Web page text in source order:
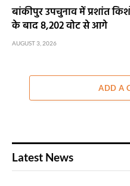
बांकीपुर उपचुनाव में प्रशांत
के बाद 8,202 वोट से आगे
AUGUST 3, 2026
ADD A
Latest News